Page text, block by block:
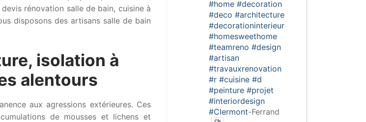
rénovation salle de bain, cuisine à
disposons des artisans salle de bain
isolation à
alentours
aux agressions extérieures. Ces
de mousses et lichens et
#home #decoration
#deco #architecture
#decorationinterieur
#homesweethome
#teamreno #design
#artisan
#travauxrenovation
#r #cuisine #d
#peinture #projet
#interiordesign
#Clermont-Ferrand